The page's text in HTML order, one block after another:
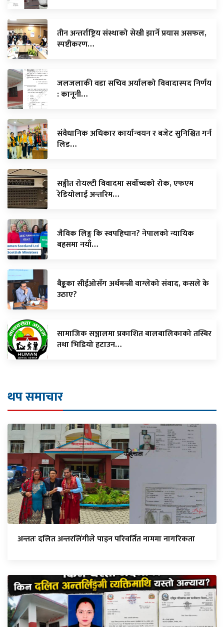
तीन अन्तर्राष्ट्रिय संस्थाको सेखी झार्ने प्रयास असफल,
स्पष्टीकरण…
जलजलाकी वडा सचिव अर्यालको विवादास्पद निर्णय
: कानूनी…
संवैधानिक अधिकार कार्यान्वयन र बजेट सुनिश्चित गर्न
लिड…
सङ्गीत रोयल्टी विवादमा सर्वोच्चको रोक, एफएम
रेडियोलाई अन्तरिम…
जैविक लिङ्ग कि स्वपहिचान? नेपालको न्यायिक
बहसमा नयाँ…
बैङ्कका सीईओसँग अर्थमन्त्री वाग्लेको संवाद, कसले के
उठाए?
सामाजिक सञ्जालमा प्रकाशित बालबालिकाको तस्बिर
तथा भिडियो हटाउन…
थप समाचार
अन्ततः दलित अन्तरलिंगीले पाइन परिवर्तित नाममा नागरिकता